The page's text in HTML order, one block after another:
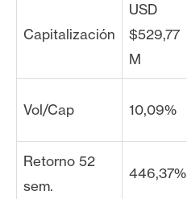
Capitalización
USD
$529,77
M
Vol/Cap 10,09%
Retorno 52
sem.
446,37%